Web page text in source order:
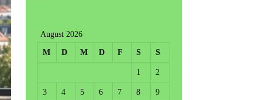
August 2026
M
D M D F S S
1 2
3 4 5 6 7 8 9